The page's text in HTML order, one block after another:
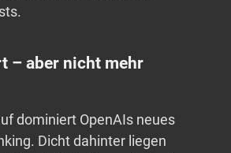
– aber nicht mehr
dominiert OpenAIs neues
Dicht dahinter liegen